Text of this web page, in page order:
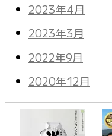
2023年4月
2023年3月
2022年9月
2020年12月